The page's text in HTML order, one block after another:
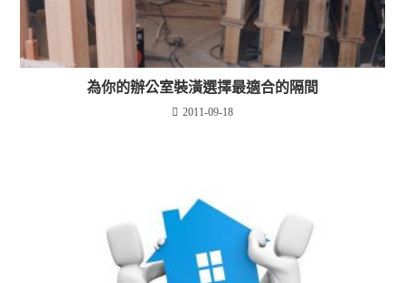
為你的辦公室裝潢選擇最適合的隔間
2011-09-18